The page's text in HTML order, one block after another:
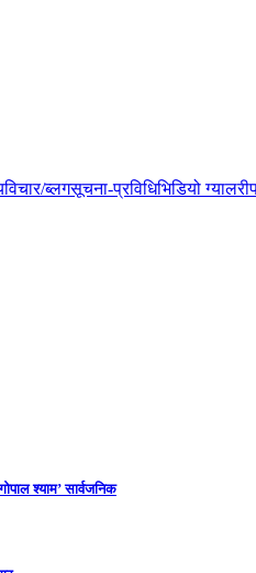
विचार/ब्लगसूचना-प्रविधिभिडियो ग्यालरी
श्याम’ सार्वजनिक